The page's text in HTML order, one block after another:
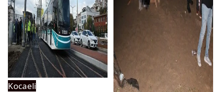
Kocaeli